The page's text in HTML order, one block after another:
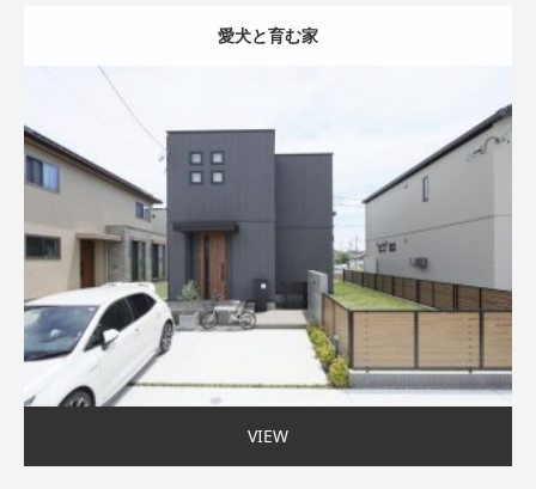
愛犬と育む家
スマートハウス家事ラク動線 自然や庭を楽しむ〜35坪まで
VIEW